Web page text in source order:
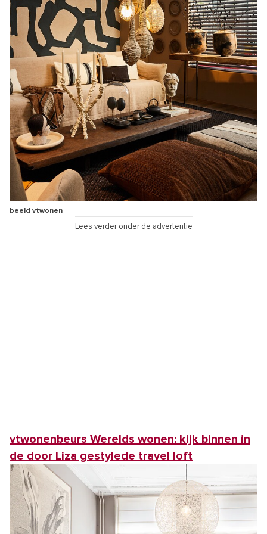
beeld vtwonen
Lees verder onder de advertentie
vtwonenbeurs Werelds wonen: kijk binnen in
de door Liza gestylede travel loft